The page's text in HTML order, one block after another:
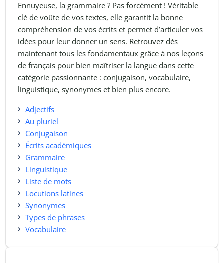
Ennuyeuse, la grammaire ? Pas forcément ! Véritable
clé de voûte de vos textes, elle garantit la bonne
compréhension de vos écrits et permet d’articuler vos
idées pour leur donner un sens. Retrouvez dès
maintenant tous les fondamentaux grâce à nos leçons
de français pour bien maîtriser la langue dans cette
catégorie passionnante : conjugaison, vocabulaire,
linguistique, synonymes et bien plus encore.
Adjectifs
Au pluriel
Conjugaison
Écrits académiques
Grammaire
Linguistique
Liste de mots
Locutions latines
Synonymes
Types de phrases
Vocabulaire